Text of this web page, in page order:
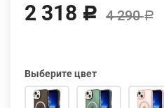
2 318 Р 4 290Р
Выберите цвет